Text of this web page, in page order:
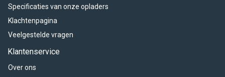
Specificaties van onze opladers
Klachtenpagina
Veelgestelde vragen
Klantenservice
Over ons